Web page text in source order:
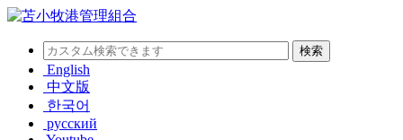
English
中文版
한국어
русский